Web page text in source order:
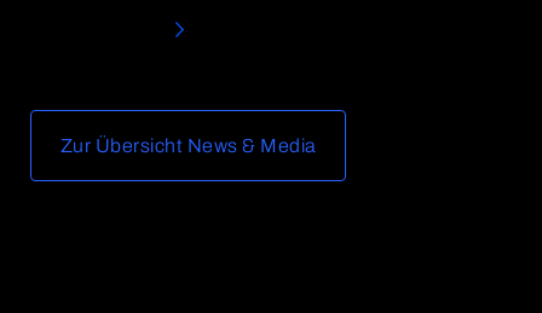
Zur Übersicht News & Media